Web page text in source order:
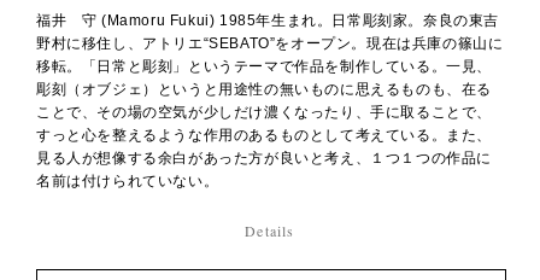
福井 守 (Mamoru Fukui) 1985年生まれ。日常彫刻家。奈良の東吉
野村に移住し、アトリエ“SEBATO”をオープン。現在は兵庫の篠山に
移転。「日常と彫刻」というテーマで作品を制作している。一見、
彫刻（オブジェ）というと用途性の無いものに思えるものも、在る
ことで、その場の空気が少しだけ濃くなったり、手に取ることで、
すっと心を整えるような作用のあるものとして考えている。また、
見る人が想像する余白があった方が良いと考え、１つ１つの作品に
名前は付けられていない。
Details